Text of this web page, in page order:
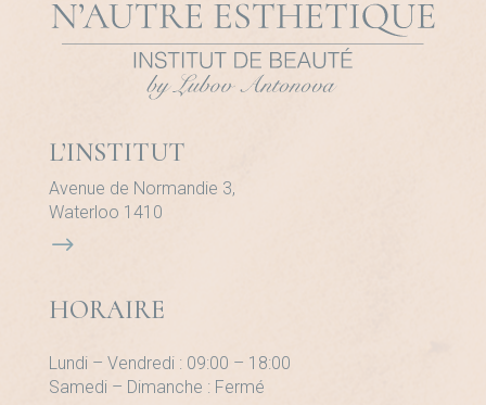
L’INSTITUT
Avenue de Normandie 3,
Waterloo 1410
$
HORAIRE
Lundi – Vendredi : 09:00 – 18:00
Samedi – Dimanche : Fermé